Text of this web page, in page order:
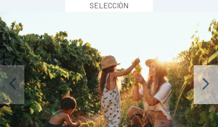
SELECCIÓN
Next